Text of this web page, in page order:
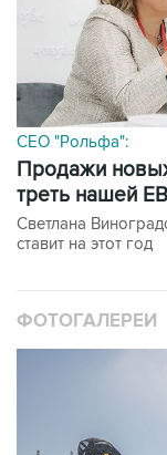
CEO "Рольфа":
Продажи новых автомобилей - сегодня только
треть нашей
Светлана
ставит на этот год
ФОТОГАЛЕРЕИ